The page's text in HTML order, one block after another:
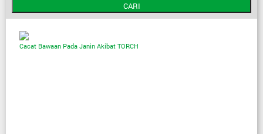
CARI
Cacat Bawaan Pada Janin Akibat TORCH